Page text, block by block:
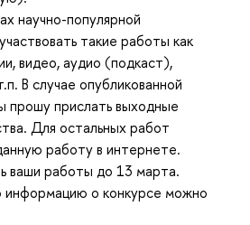
научно-популярной
такие работы как
видео, аудио (подкаст),
В случае опубликованной
прошу прислать выходные
Для остальных работ
работу в интернете.
ваши работы до 13 марта.
о конкурсе можно